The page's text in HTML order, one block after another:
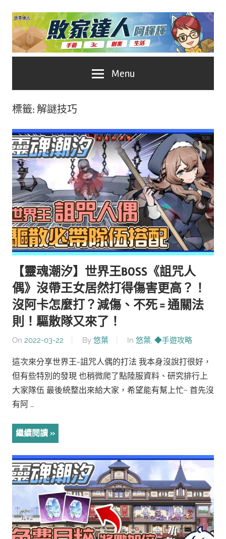
Skip
content
家
人
推
薦
No.1
遊
戲
科
技
自
媒
體。
Menu
標籤: 解謎技巧
【靈魂潮汐】世界王BOSS《詛咒人
偶》沒帶王女居然打得傷害更高？！
沒阿卡怎麼打？減傷、不死 = 通關法
則！驅散隊又來了！
On 2022-03-22 By 悠葉 In 悠葉, ◆手遊攻略
這次來分享世界王-詛咒人偶的打法 我本身沒說打很好，
但有些特別的發現 也稍微爬了點陸服資料、研究排行上
大家隊伍 最後統整出來給大家，希望能有幫上忙~ 首先沒
有阿 …
繼續閱讀